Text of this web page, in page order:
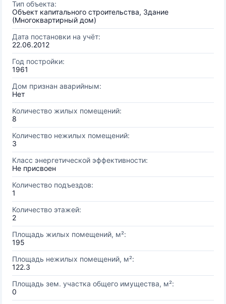
Тип объекта:
Объект капитального строительства, Здание
(Многоквартирный дом)
Дата постановки на учёт:
22.06.2012
Год постройки:
1961
Дом признан аварийным:
Нет
Количество жилых помещений:
8
Количество нежилых помещений:
3
Класс энергетической эффективности:
Не присвоен
Количество подъездов:
1
Количество этажей:
2
Площадь жилых помещений, м²:
195
Площадь нежилых помещений, м²:
122.3
Площадь зем. участка общего имущества, м²:
0